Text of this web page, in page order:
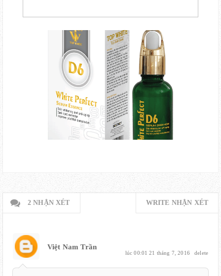
2 NHẬN XÉT WRITE NHẬN XÉT
Việt Nam Trần
lúc 00:01 21 tháng 7, 2016 delete